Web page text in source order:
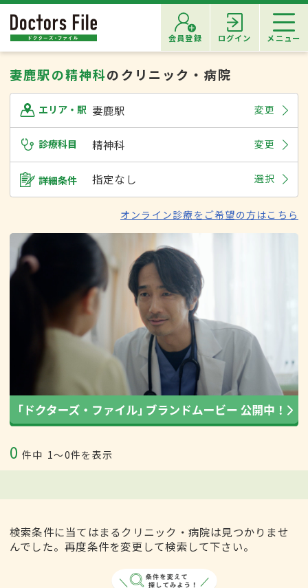
会員登録 ログイン メニュー
妻鹿駅の精神科のクリニック・病院
エリア・駅 妻鹿駅 変更
診療科目 精神科 変更
詳細条件 指定なし 選択
オンライン診療をご希望の方はこちら
0 件中 1〜0件を表示
検索条件に当てはまるクリニック・病院は見つかりませ
んでした。再度条件を変更して検索して下さい。